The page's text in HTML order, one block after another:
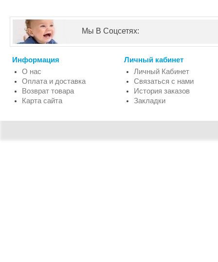
Мы В Соцсетях:
Информация
О нас
Оплата и доставка
Возврат товара
Карта сайта
Личный кабинет
Личный Кабинет
Связаться с нами
История заказов
Закладки